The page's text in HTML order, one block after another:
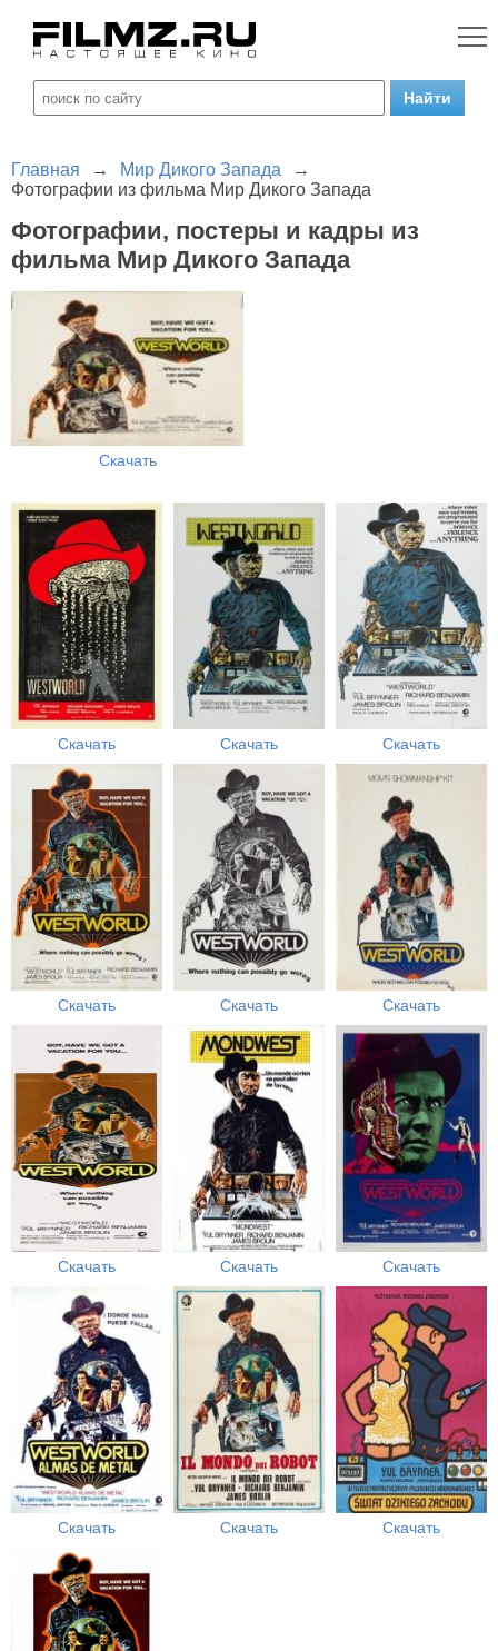
Главная → Мир Дикого Запада
→
Фотографии из фильма Мир Дикого Запада
Фотографии, постеры и кадры из
фильма Мир Дикого Запада
Скачать
Скачать Скачать Скачать
Скачать Скачать Скачать
Скачать Скачать Скачать
Скачать Скачать Скачать